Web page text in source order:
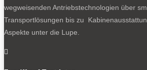
wegweisenden Antriebstechnologien über
Transportlösungen bis zu
Aspekte unter die Lupe.
